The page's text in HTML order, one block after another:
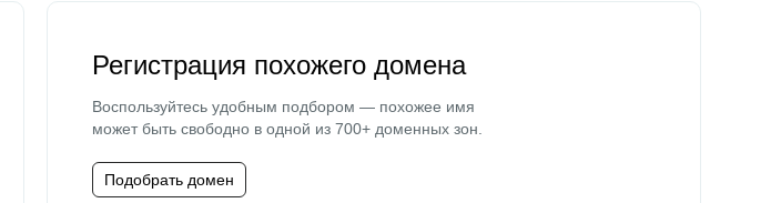
Регистрация похожего домена
Воспользуйтесь удобным подбором — похожее имя
может быть свободно в одной из 700+ доменных зон.
Подобрать домен